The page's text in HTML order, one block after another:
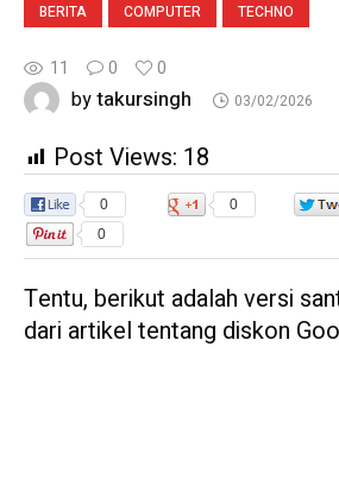
BERITA COMPUTER TECHNO
11 0 0
bytakursingh 03/02/2026
Post Views: 18
0 0
0
Tentu, berikut adalah versi
dari artikel tentang diskon